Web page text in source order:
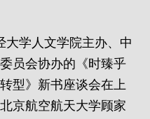
大学人文学院主办、中
员会协办的《时臻乎
型》新书座谈会在上
京航空航天大学顾家